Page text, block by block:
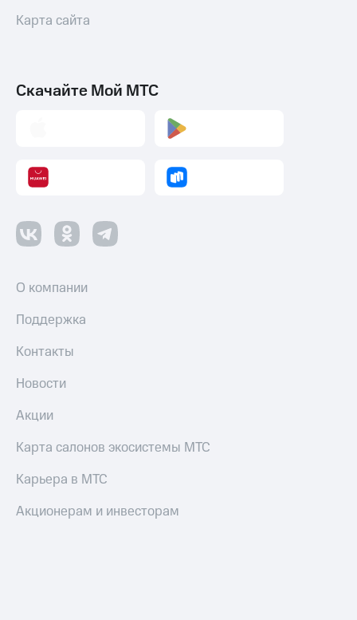
Карта сайта
Скачайте Мой МТС
О компании
Поддержка
Контакты
Новости
Акции
Карта салонов экосистемы МТС
Карьера в МТС
Акционерам и инвесторам